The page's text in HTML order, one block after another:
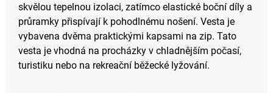
skvělou tepelnou izolaci, zatímco elastické boční díly a
průramky přispívají k pohodlnému nošení. Vesta je
vybavena dvěma praktickými kapsami na zip. Tato
vesta je vhodná na procházky v chladnějším počasí,
turistiku nebo na rekreační běžecké lyžování.